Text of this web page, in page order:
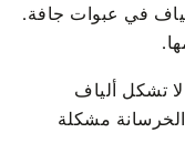
في عبوات جافة.
تشكل ألياف
الخرسانة مشكلة